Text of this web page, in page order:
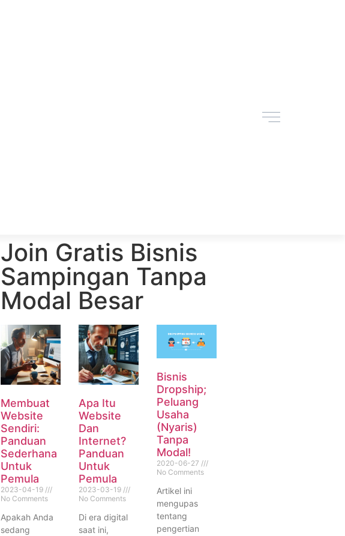
Join Gratis Bisnis
Sampingan Tanpa
Modal Besar
Membuat
Website
Sendiri:
Panduan
Sederhana
Untuk
Pemula
2023-04-19
No Comments
Apakah Anda
sedang
Apa Itu
Website
Dan
Internet?
Panduan
Untuk
Pemula
2023-03-19
No Comments
Di era digital
saat ini,
Bisnis
Dropship;
Peluang
Usaha
(Nyaris)
Tanpa
Modal!
2020-06-27
No Comments
Artikel ini
mengupas
tentang
pengertian